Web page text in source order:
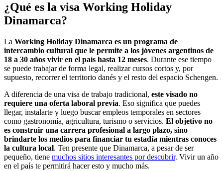
¿Qué es la visa Working Holiday
Dinamarca?
La Working Holiday Dinamarca es un programa de
intercambio cultural que le permite a los jóvenes argentinos de
18 a 30 años vivir en el país hasta 12 meses. Durante ese tiempo
se puede trabajar de forma legal, realizar cursos cortos y, por
supuesto, recorrer el territorio danés y el resto del espacio Schengen.
A diferencia de una visa de trabajo tradicional, este visado no
requiere una oferta laboral previa. Eso significa que puedes
llegar, instalarte y luego buscar empleos temporales en sectores
como gastronomía, agricultura, turismo o servicios. El objetivo no
es construir una carrera profesional a largo plazo, sino
brindarte los medios para financiar tu estadía mientras conoces
la cultura local. Ten presente que Dinamarca, a pesar de ser
pequeño, tiene muchos sitios interesantes por descubrir. Vivir un año
en el país te permitirá hacer esto y mucho más.